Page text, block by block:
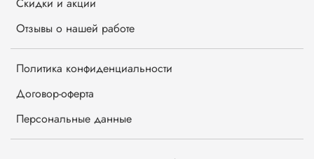
Отзывы о нашей работе
Политика конфиденциальности
Договор-оферта
Персональные данные